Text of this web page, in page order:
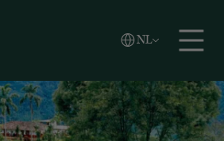
Zoeken
NL
Vlaams
English